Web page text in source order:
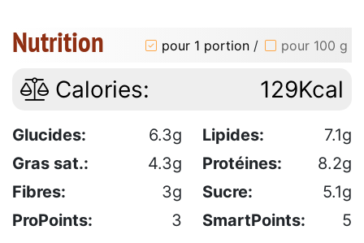
Nutrition pour 1 portion / pour 100 g
Calories: 129Kcal
Glucides: 6.3g Lipides:
7.1g
Gras sat.:
4.3g Protéines:
8.2g
Fibres:
3g Sucre:
5.1g
ProPoints:
3 SmartPoints: 5